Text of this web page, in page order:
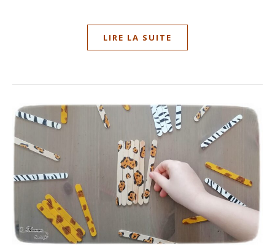
LIRE LA SUITE